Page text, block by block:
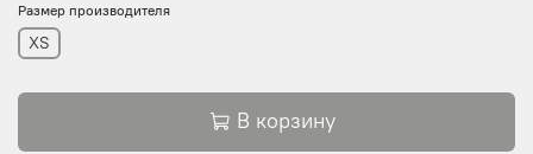
Размер производителя
XS
В корзину